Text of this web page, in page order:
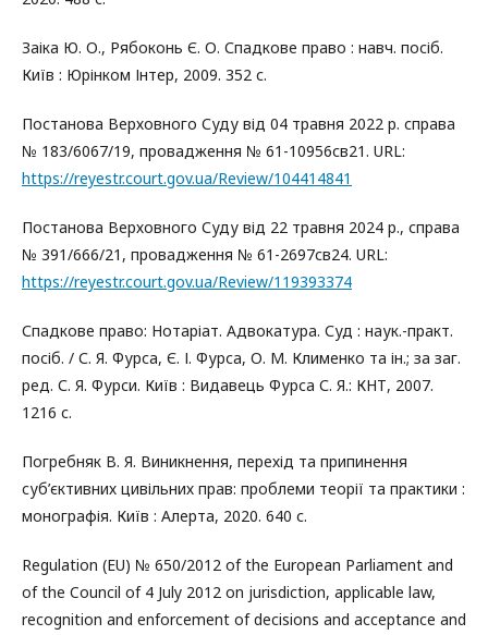
Заіка Ю. О., Рябоконь Є. О. Спадкове право : навч. посіб.
Київ : Юрінком Інтер, 2009. 352 с.
Постанова Верховного Суду від 04 травня 2022 р. справа
№ 183/6067/19, провадження № 61-10956св21. URL:
https://reyestr.court.gov.ua/Review/104414841
Постанова Верховного Суду від 22 травня 2024 р., справа
№ 391/666/21, провадження № 61-2697св24. URL:
https://reyestr.court.gov.ua/Review/119393374
Спадкове право: Нотаріат. Адвокатура. Суд : наук.-практ.
посіб. / С. Я. Фурса, Є. І. Фурса, О. М. Клименко та ін.; за заг.
ред. С. Я. Фурси. Київ : Видавець Фурса С. Я.: КНТ, 2007.
1216 с.
Погребняк В. Я. Виникнення, перехід та припинення
суб’єктивних цивільних прав: проблеми теорії та практики :
монографія. Київ : Алерта, 2020. 640 с.
Regulation (EU) № 650/2012 of the European Parliament and
of the Council of 4 July 2012 on jurisdiction, applicable law,
recognition and enforcement of decisions and acceptance and